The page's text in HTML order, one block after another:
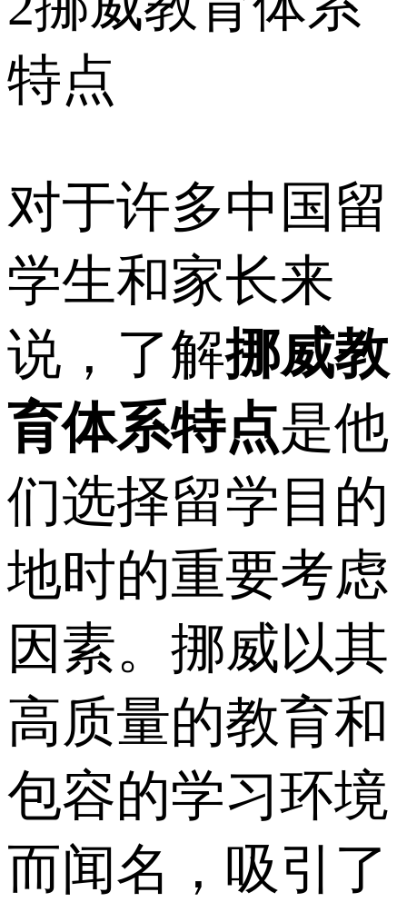
特点
对于许多中国留
学生和家长来
说，了解挪威教
育体系特点是他
们选择留学目的
地时的重要考虑
因素。挪威以其
高质量的教育和
包容的学习环境
而闻名，吸引了